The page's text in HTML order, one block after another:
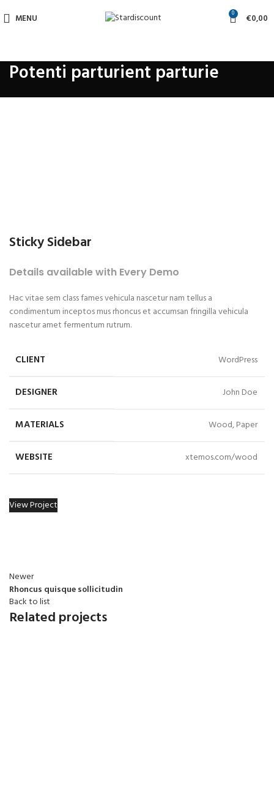
MENU 0 €0,00
Potenti parturient parturie
Sticky Sidebar
Details available with Every Demo
Hac vitae sem class fames vehicula nascetur nam tellus a
condimentum inceptos mus rhoncus et accumsan fringilla vehicula
nascetur amet fermentum rutrum.
CLIENT WordPress
DESIGNER John Doe
MATERIALS Wood, Paper
WEBSITE xtemos.com/wood
View Project
Newer
Rhoncus quisque sollicitudin
Back to list
Related projects